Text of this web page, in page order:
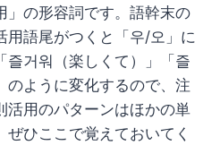
」の形容詞です。語幹末の
用語尾がつくと「우/오」に
즐거워（楽しくて）」「즐
のように変化するので、注
活用のパターンはほかの単
ひここで覚えておいてく